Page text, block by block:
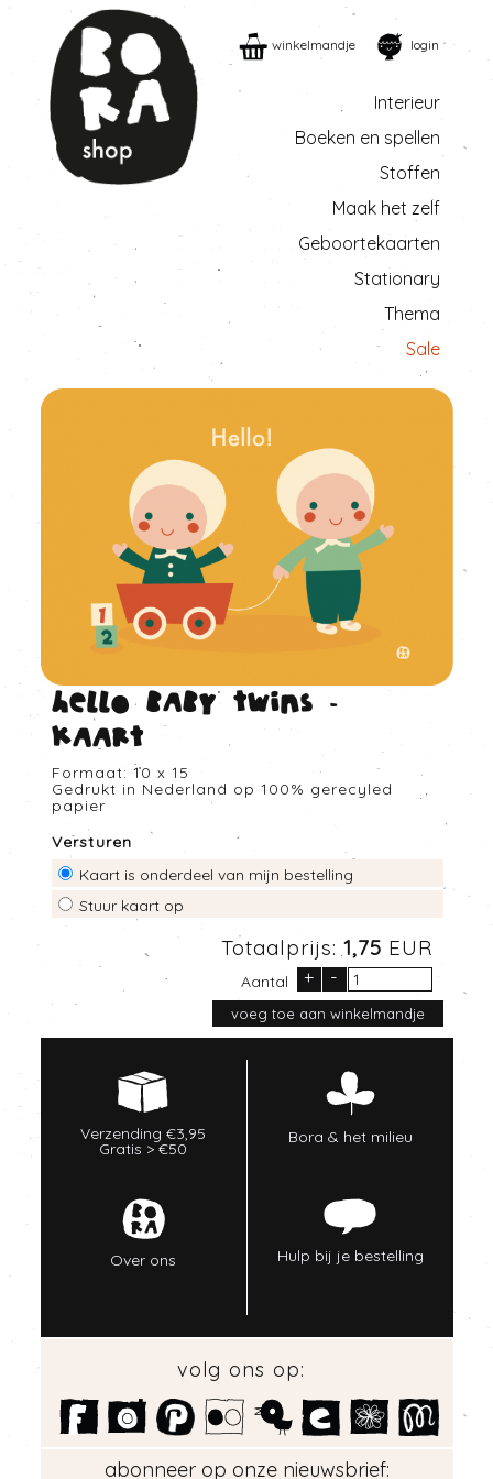
winkelmandje login
Interieur
Boeken en spellen
Stoffen
Maak het zelf
Geboortekaarten
Stationary
Thema
Sale
Hello baby twins -
Kaart
Formaat: 10 x 15
Gedrukt in Nederland op 100% gerecyled
papier
Versturen
Kaart is onderdeel van mijn bestelling
Stuur kaart op
Totaalprijs: 1,75 EUR
Aantal + -
Verzending €3,95
Gratis > €50
Bora & het milieu
Over ons Hulp bij je bestelling
volg ons op:
abonneer op onze nieuwsbrief: